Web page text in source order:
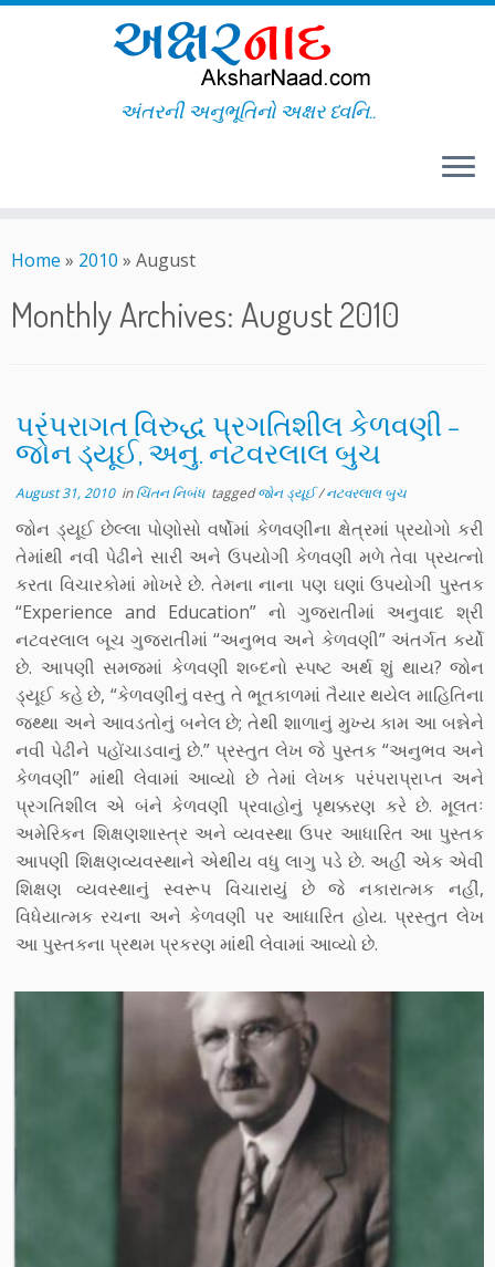
to
અંતરની અનુભૂતિનો અક્ષર ધ્વનિ..
Home » 2010 » August
Monthly Archives: August 2010
પરંપરાગત વિરુદ્ધ પ્રગતિશીલ કેળવણી –
જોન ડ્યૂઈ, અનુ. નટવરલાલ બુચ
August 31, 2010inચિંતન નિબંધ taggedજોન ડ્યૂઈ/નટવરલાલ બુચ
જોન ડ્યૂઈ છેલ્લા પોણોસો વર્ષોમાં કેળવણીના ક્ષેત્રમાં પ્રયોગો કરી
તેમાંથી નવી પેઢીને સારી અને ઉપયોગી કેળવણી મળે તેવા પ્રયત્નો
કરતા વિચારકોમાં મોખરે છે. તેમના નાના પણ ઘણાં ઉપયોગી પુસ્તક
“Experience and Education” નો ગુજરાતીમાં અનુવાદ શ્રી
નટવરલાલ બૂચ ગુજરાતીમાં “અનુભવ અને કેળવણી” અંતર્ગત કર્યો
છે. આપણી સમજમાં કેળવણી શબ્દનો સ્પષ્ટ અર્થ શું થાય? જોન
ડ્યૂઈ કહે છે, “કેળવણીનું વસ્તુ તે ભૂતકાળમાં તૈયાર થયેલ માહિતિના
જથ્થા અને આવડતોનું બનેલ છે; તેથી શાળાનું મુખ્ય કામ આ બન્નેને
નવી પેઢીને પહોંચાડવાનું છે.” પ્રસ્તુત લેખ જે પુસ્તક “અનુભવ અને
કેળવણી” માંથી લેવામાં આવ્યો છે તેમાં લેખક પરંપરાપ્રાપ્ત અને
પ્રગતિશીલ એ બંને કેળવણી પ્રવાહોનું પૃથક્કરણ કરે છે. મૂલતઃ
અમેરિકન શિક્ષણશાસ્ત્ર અને વ્યવસ્થા ઉપર આધારિત આ પુસ્તક
આપણી શિક્ષણવ્યવસ્થાને એથીય વધુ લાગુ પડે છે. અહીં એક એવી
શિક્ષણ વ્યવસ્થાનું સ્વરૂપ વિચારાયું છે જે નકારાત્મક નહીં,
વિધેયાત્મક રચના અને કેળવણી પર આધારિત હોય. પ્રસ્તુત લેખ
આ પુસ્તકના પ્રથમ પ્રકરણ માંથી લેવામાં આવ્યો છે.